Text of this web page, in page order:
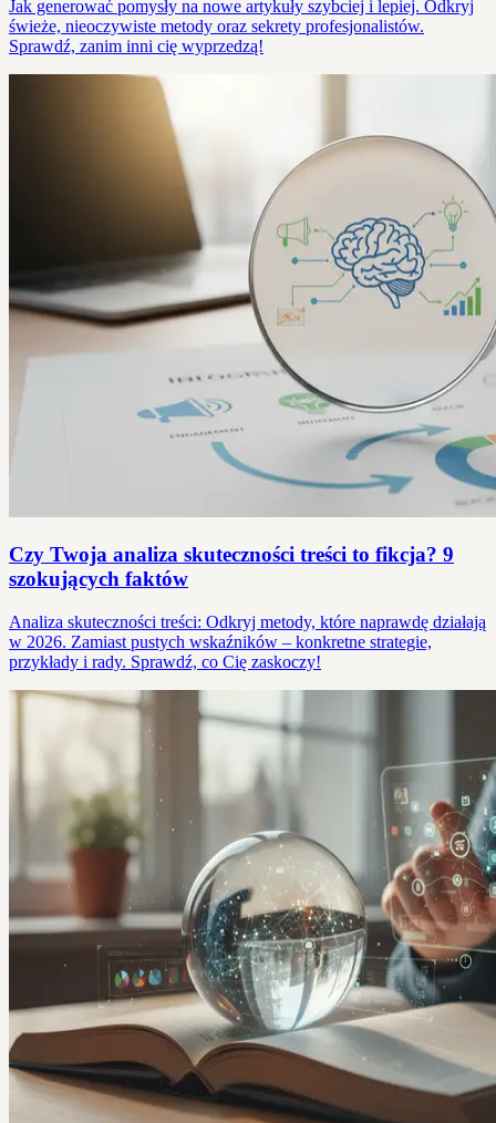
Jak generować pomysły na nowe artykuły szybciej i lepiej. Odkryj
świeże, nieoczywiste metody oraz sekrety profesjonalistów.
Sprawdź, zanim inni cię wyprzedzą!
Czy Twoja analiza skuteczności treści to fikcja? 9
szokujących faktów
Analiza skuteczności treści: Odkryj metody, które naprawdę działają
w 2026. Zamiast pustych wskaźników – konkretne strategie,
przykłady i rady. Sprawdź, co Cię zaskoczy!